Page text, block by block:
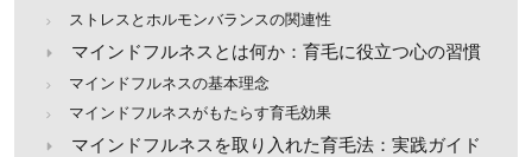
ストレスとホルモンバランスの関連性
マインドフルネスとは何か：育毛に役立つ心の習慣
マインドフルネスの基本理念
マインドフルネスがもたらす育毛効果
マインドフルネスを取り入れた育毛法：実践ガイド